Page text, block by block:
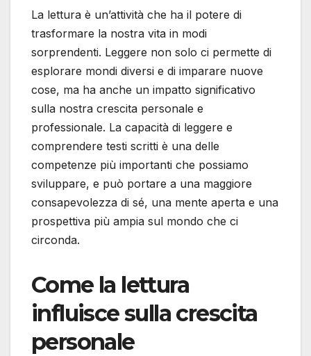
La lettura è un’attività che ha il potere di
trasformare la nostra vita in modi
sorprendenti. Leggere non solo ci permette di
esplorare mondi diversi e di imparare nuove
cose, ma ha anche un impatto significativo
sulla nostra crescita personale e
professionale. La capacità di leggere e
comprendere testi scritti è una delle
competenze più importanti che possiamo
sviluppare, e può portare a una maggiore
consapevolezza di sé, una mente aperta e una
prospettiva più ampia sul mondo che ci
circonda.
Come la lettura
influisce sulla crescita
personale